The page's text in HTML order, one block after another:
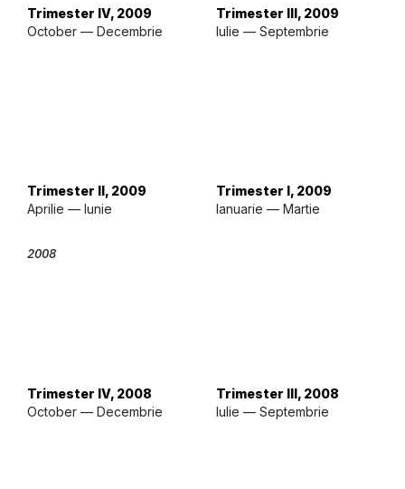
Trimester IV, 2009
October — Decembrie
Trimester III, 2009
Iulie — Septembrie
Trimester II, 2009
Aprilie — Iunie
Trimester I, 2009
Ianuarie — Martie
2008
Trimester IV, 2008
October — Decembrie
Trimester III, 2008
Iulie — Septembrie